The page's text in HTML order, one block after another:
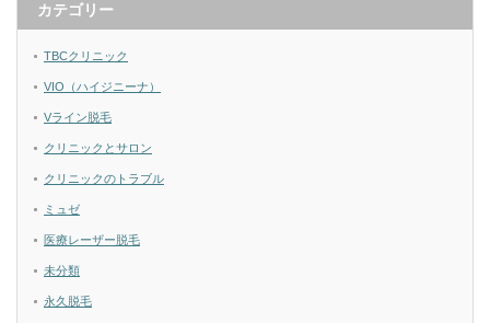
カテゴリー
TBCクリニック
VIO（ハイジニーナ）
Vライン脱毛
クリニックとサロン
クリニックのトラブル
ミュゼ
医療レーザー脱毛
未分類
永久脱毛